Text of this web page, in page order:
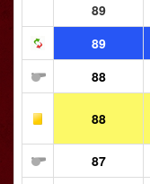
89
89
88
88
87